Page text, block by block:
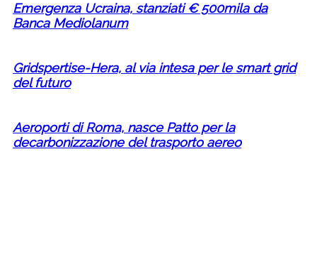
Emergenza Ucraina, stanziati € 500mila da
Banca Mediolanum
Gridspertise-Hera, al via intesa per le smart grid
del futuro
Aeroporti di Roma, nasce Patto per la
decarbonizzazione del trasporto aereo